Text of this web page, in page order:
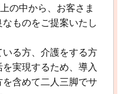
の中から、お客さま
ものをご提案いたし
る方、介護をする方
実現するため、導入
含めて二人三脚でサ